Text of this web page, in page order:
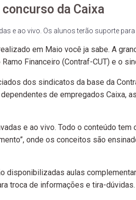
da Caixa
e ao vivo. Os alunos terão suporte para
em Maio você ja sabe. A
Financeiro (Contraf-CUT) e o
dos sindicatos da base da
de empregados Caixa,
e ao vivo. Todo o conteúdo
onde os conceitos são
disponibilizadas aulas
troca de informações e tira-